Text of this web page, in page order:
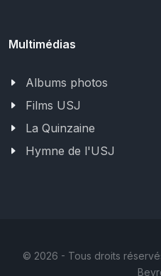
Multimédias
Albums photos
Films USJ
La Quinzaine
Hymne de l'USJ
© 2026 - Tous droits